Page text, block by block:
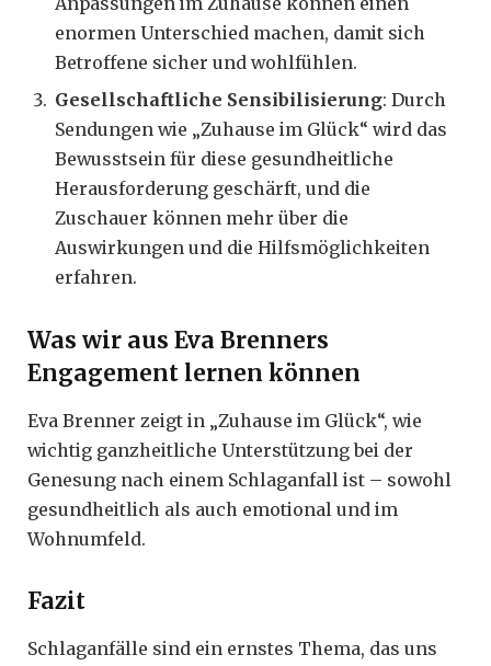
enormen Unterschied machen, damit sich
Betroffene sicher und wohlfühlen.
Gesellschaftliche Sensibilisierung: Durch
Sendungen wie „Zuhause im Glück“ wird das
Bewusstsein für diese gesundheitliche
Herausforderung geschärft, und die
Zuschauer können mehr über die
Auswirkungen und die Hilfsmöglichkeiten
erfahren.
Was wir aus Eva Brenners
Engagement lernen können
Eva Brenner zeigt in „Zuhause im Glück“, wie
wichtig ganzheitliche Unterstützung bei der
Genesung nach einem Schlaganfall ist – sowohl
gesundheitlich als auch emotional und im
Wohnumfeld.
Fazit
Schlaganfälle sind ein ernstes Thema, das uns